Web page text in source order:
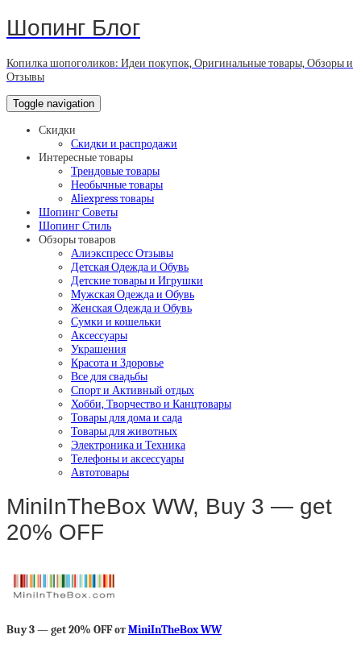
Шопинг Блог
Копилка шопоголиков: Идеи покупок, Оригинальные товары, Обзоры и
Отзывы
Toggle navigation
Скидки
Скидки и распродажи
Интересные товары
Трендовые товары
Необычные товары
Aliexpress товары
Шопинг Советы
Шопинг Стиль
Обзоры товаров
Алиэкспресс Отзывы
Детская Одежда и Обувь
Детские товары и Игрушки
Мужская Одежда и Обувь
Женская Одежда и Обувь
Сумки и кошельки
Аксессуары
Украшения
Красота и Здоровье
Все для свадьбы
Спорт и Активный отдых
Хобби, Творчество и Канцтовары
Товары для дома и сада
Товары для животных
Электроника и Техника
Телефоны и аксессуары
Автотовары
MiniInTheBox WW, Buy 3 — get
20% OFF
Buy 3 — get 20% OFF отMiniInTheBox WW